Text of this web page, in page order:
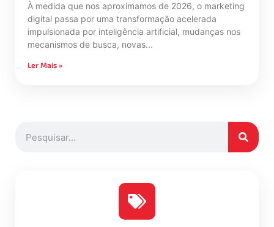
À medida que nos aproximamos de 2026, o marketing
digital passa por uma transformação acelerada
impulsionada por inteligência artificial, mudanças nos
mecanismos de busca, novas
Ler Mais »